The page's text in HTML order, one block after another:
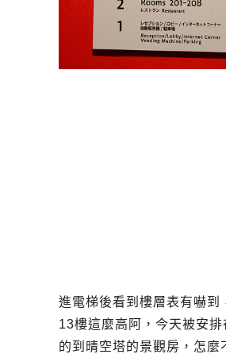
進電梯後看到樓層表有嚇到
13樓這麼高阿，今天被安排
的到晴空塔的景觀房，怎麼